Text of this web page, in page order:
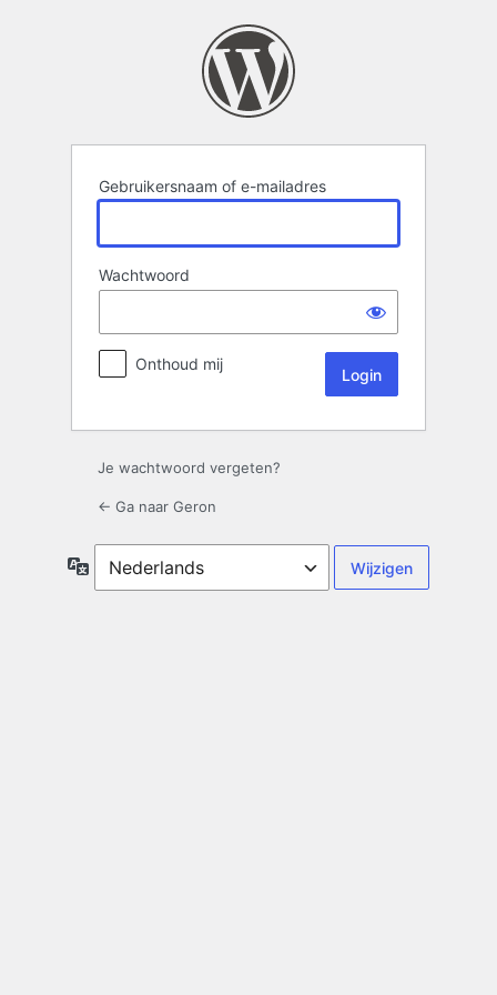
Gebruikersnaam of e-mailadres
Wachtwoord
Onthoud mij
Je wachtwoord vergeten?
← Ga naar Geron
Taal